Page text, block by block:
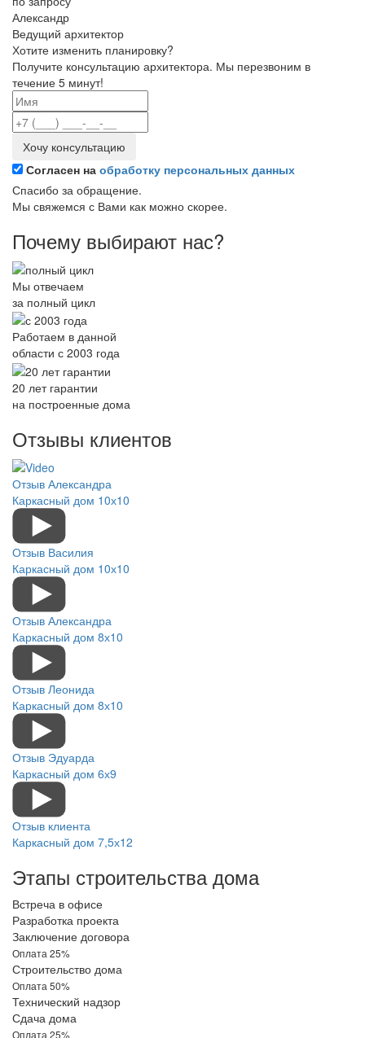
Александр
Ведущий архитектор
Хотите изменить планировку?
Получите консультацию архитектора. Мы перезвоним в
течение 5 минут!
Хочу консультацию
Согласен на обработку персональных данных
Спасибо за обращение.
Мы свяжемся с Вами как можно скорее.
Почему выбирают нас?
Мы отвечаем
за полный цикл
Работаем в данной
области с 2003 года
20 лет гарантии
на построенные дома
Отзывы клиентов
Отзыв Александра
Каркасный дом 10х10
Отзыв Василия
Каркасный дом 10х10
Отзыв Александра
Каркасный дом 8х10
Отзыв Леонида
Каркасный дом 8х10
Отзыв Эдуарда
Каркасный дом 6х9
Отзыв клиента
Каркасный дом 7,5х12
Этапы строительства дома
Встреча в офисе
Разработка проекта
Заключение договора
Оплата 25%
Строительство дома
Оплата 50%
Технический надзор
Сдача дома
Оплата 25%